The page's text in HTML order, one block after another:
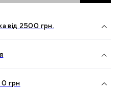
від 2500 грн.
грн